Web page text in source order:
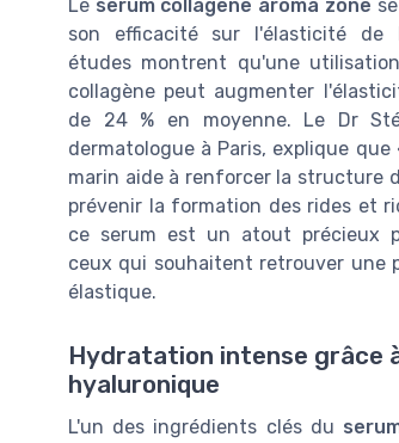
Le serum collagene aroma zone
son efficacité sur l'élasticité de
études montrent qu'une
collagène peut augmenter
de 24 % en moyenne. Le Dr
dermatologue à Paris, explique que
marin aide à renforcer la structure
prévenir la formation des rides et
ce serum est un atout précieux
ceux qui souhaitent retrouver une
élastique.
Hydratation intense grâce
hyaluronique
L'un des ingrédients clés du